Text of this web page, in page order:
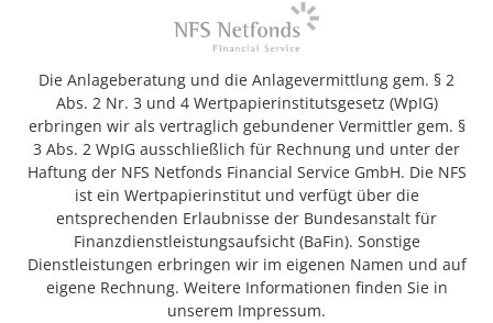
Die Anlageberatung und die Anlagevermittlung gem. § 2
Abs. 2 Nr. 3 und 4 Wertpapierinstitutsgesetz (WpIG)
erbringen wir als vertraglich gebundener Vermittler gem. §
3 Abs. 2 WpIG ausschließlich für Rechnung und unter der
Haftung der NFS Netfonds Financial Service GmbH. Die NFS
ist ein Wertpapierinstitut und verfügt über die
entsprechenden Erlaubnisse der Bundesanstalt für
Finanzdienstleistungsaufsicht (BaFin). Sonstige
Dienstleistungen erbringen wir im eigenen Namen und auf
eigene Rechnung. Weitere Informationen finden Sie in
unserem Impressum.